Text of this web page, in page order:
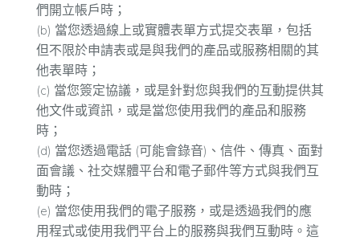
們開立帳戶時；
(b) 當您透過線上或實體表單方式提交表單，包括
但不限於申請表或是與我們的產品或服務相關的其
他表單時；
(c) 當您簽定協議，或是針對您與我們的互動提供其
他文件或資訊，或是當您使用我們的產品和服務
時；
(d) 當您透過電話 (可能會錄音)、信件、傳真、面對
面會議、社交媒體平台和電子郵件等方式與我們互
動時；
(e) 當您使用我們的電子服務，或是透過我們的應
用程式或使用我們平台上的服務與我們互動時。這